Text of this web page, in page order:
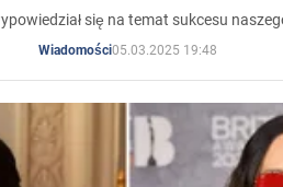
się na temat sukcesu
Wiadomości05.03.2025 19:48